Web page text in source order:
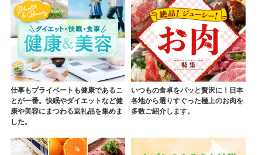
仕事もプライベートも健康であるこ
とが一番。快眠やダイエットなど健
康や美容にまつわる返礼品を集めま
した。
いつもの食卓をパッと贅沢に！日本
各地から選りすぐった極上のお肉を
多数ご紹介します。